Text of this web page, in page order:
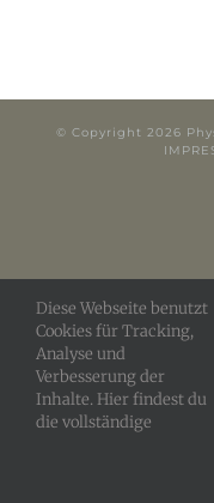
© Copyright 2026
Diese Webseite benutzt
Cookies für Tracking,
Analyse und
Verbesserung der
Inhalte. Hier findest du
die vollständige